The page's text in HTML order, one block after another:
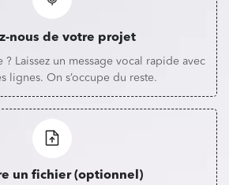
nous de votre projet
? Laissez un message vocal rapide avec
lignes. On s’occupe du reste.
un fichier (optionnel)